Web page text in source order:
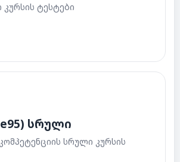
ტესტები
სრული
სრული კურსის